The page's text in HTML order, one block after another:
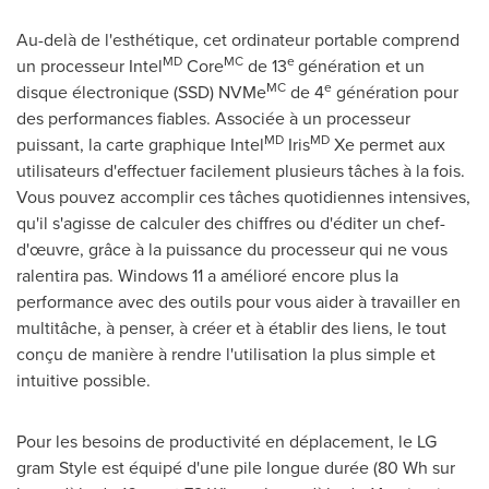
Au-delà de l'esthétique, cet ordinateur portable comprend
un processeur IntelMD CoreMC de 13egénération et un
disque électronique (SSD) NVMeMC de 4e génération pour
des performances fiables. Associée à un processeur
puissant, la carte graphique IntelMD IrisMD Xe permet aux
utilisateurs d'effectuer facilement plusieurs tâches à la fois.
Vous pouvez accomplir ces tâches quotidiennes intensives,
qu'il s'agisse de calculer des chiffres ou d'éditer un chef-
d'œuvre, grâce à la puissance du processeur qui ne vous
ralentira pas. Windows 11 a amélioré encore plus la
performance avec des outils pour vous aider à travailler en
multitâche, à penser, à créer et à établir des liens, le tout
conçu de manière à rendre l'utilisation la plus simple et
intuitive possible.
Pour les besoins de productivité en déplacement, le LG
gram Style est équipé d'une pile longue durée (80 Wh sur